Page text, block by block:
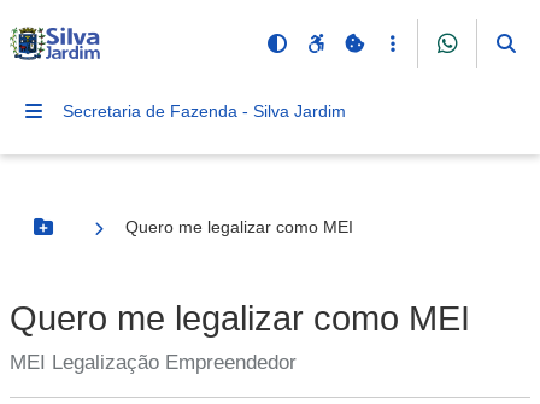
Secretaria de Fazenda - Silva Jardim
Botão Menu
Quero me legalizar como MEI
Quero me legalizar como MEI
MEI Legalização Empreendedor